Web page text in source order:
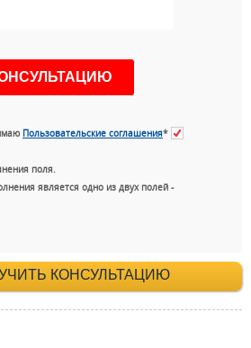
Пользовательские соглашения*
поля.
является одно из двух полей -
КОНСУЛЬТАЦИЮ
+7 (495) 660-35-